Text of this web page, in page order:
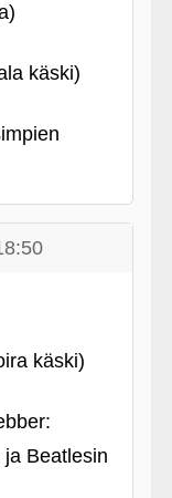
käski)
käski)
Beatlesin